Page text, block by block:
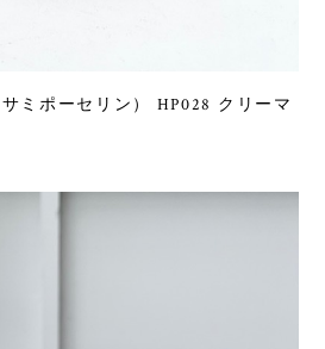
ミポーセリン） HP028 クリーマ